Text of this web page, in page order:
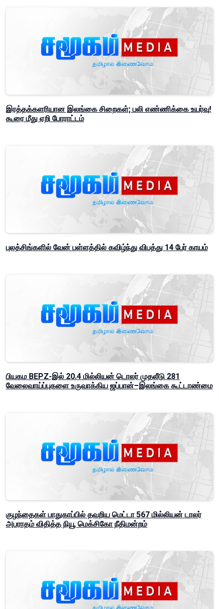
இரத்தக்களரியான இலங்கை சிறைகள்; பலி எண்ணிக்கை உயர்வு!
கூரை மீது ஏறி போராட்டம்
புலத்சிங்களில் வேன் பள்ளத்தில் கவிழ்ந்து விபத்து 14 பேர் காயம்
பியகம BEPZ-இல் 20.4 மில்லியன் டொலர் முதலீடு 281
வேலைவாய்ப்புகளை உருவாக்கிய ஜப்பான்–இலங்கை கூட்டாண்மை
குழந்தைகள் பாதுகாப்பில் தவறிய மெட்டா 567 மில்லியன் டாலர்
அபராதம் விதித்த நியூ மெக்சிகோ நீதிமன்றம்